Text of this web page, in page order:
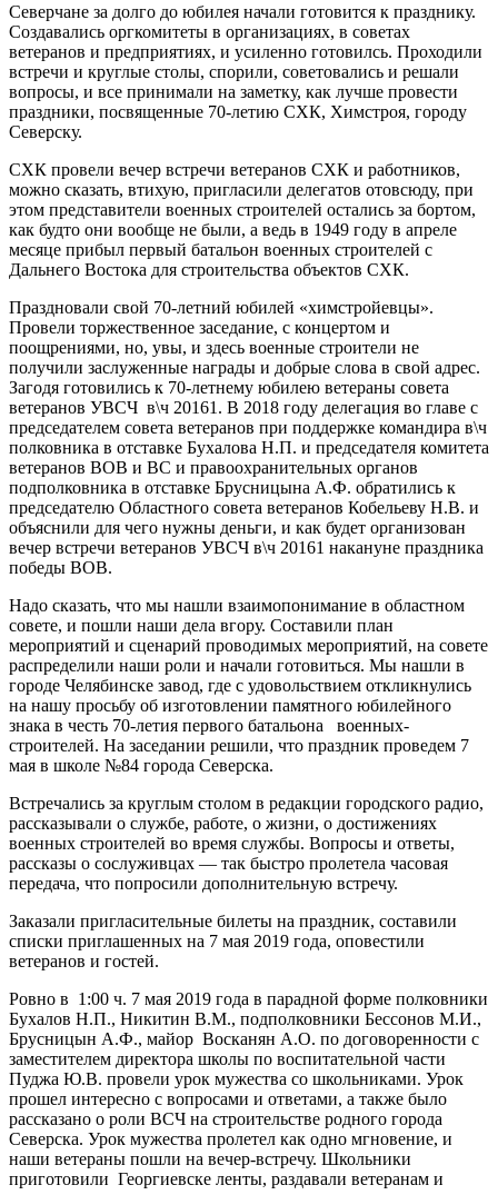
Северчане за долго до юбилея начали готовится к празднику.
Создавались оргкомитеты в организациях, в советах
ветеранов и предприятиях, и усиленно готовилсь. Проходили
встречи и круглые столы, спорили, советовались и решали
вопросы, и все принимали на заметку, как лучше провести
праздники, посвященные 70-летию СХК, Химстроя, городу
Северску.
СХК провели вечер встречи ветеранов СХК и работников,
можно сказать, втихую, пригласили делегатов отовсюду, при
этом представители военных строителей остались за бортом,
как будто они вообще не были, а ведь в 1949 году в апреле
месяце прибыл первый батальон военных строителей с
Дальнего Востока для строительства объектов СХК.
Праздновали свой 70-летний юбилей «химстройевцы».
Провели торжественное заседание, с концертом и
поощрениями, но, увы, и здесь военные строители не
получили заслуженные награды и добрые слова в свой адрес.
Загодя готовились к 70-летнему юбилею ветераны совета
ветеранов УВСЧ в\ч 20161. В 2018 году делегация во главе с
председателем совета ветеранов при поддержке командира в\ч
полковника в отставке Бухалова Н.П. и председателя комитета
ветеранов ВОВ и ВС и правоохранительных органов
подполковника в отставке Брусницына А.Ф. обратились к
председателю Областного совета ветеранов Кобельеву Н.В. и
объяснили для чего нужны деньги, и как будет организован
вечер встречи ветеранов УВСЧ в\ч 20161 накануне праздника
победы ВОВ.
Надо сказать, что мы нашли взаимопонимание в областном
совете, и пошли наши дела вгору. Составили план
мероприятий и сценарий проводимых мероприятий, на совете
распределили наши роли и начали готовиться. Мы нашли в
городе Челябинске завод, где с удовольствием откликнулись
на нашу просьбу об изготовлении памятного юбилейного
знака в честь 70-летия первого батальона военных-
строителей. На заседании решили, что праздник проведем 7
мая в школе №84 города Северска.
Встречались за круглым столом в редакции городского радио,
рассказывали о службе, работе, о жизни, о достижениях
военных строителей во время службы. Вопросы и ответы,
рассказы о сослуживцах — так быстро пролетела часовая
передача, что попросили дополнительную встречу.
Заказали пригласительные билеты на праздник, составили
списки приглашенных на 7 мая 2019 года, оповестили
ветеранов и гостей.
Ровно в 1:00 ч. 7 мая 2019 года в парадной форме полковники
Бухалов Н.П., Никитин В.М., подполковники Бессонов М.И.,
Брусницын А.Ф., майор Восканян А.О. по договоренности с
заместителем директора школы по воспитательной части
Пуджа Ю.В. провели урок мужества со школьниками. Урок
прошел интересно с вопросами и ответами, а также было
рассказано о роли ВСЧ на строительстве родного города
Северска. Урок мужества пролетел как одно мгновение, и
наши ветераны пошли на вечер-встречу. Школьники
приготовили Георгиевске ленты, раздавали ветеранам и